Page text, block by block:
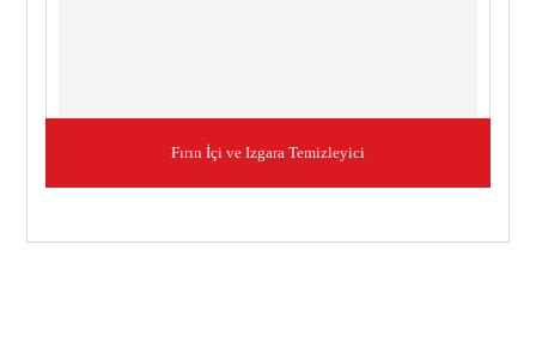
Fırın İçi ve Izgara Temizleyici